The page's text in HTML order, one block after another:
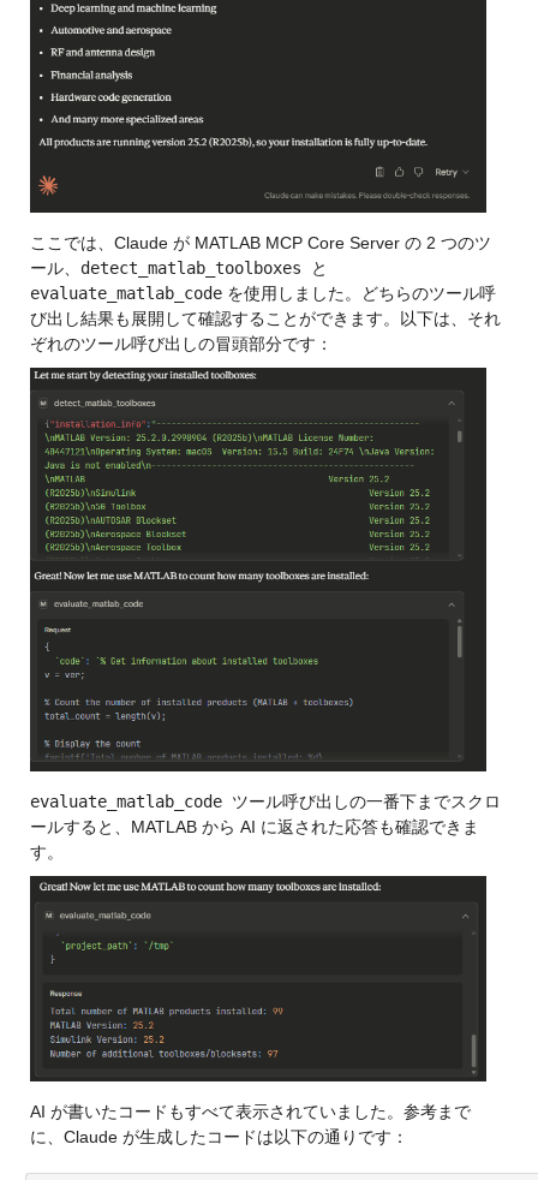
ここでは、Claude が MATLAB MCP Core Server の 2 つのツ
ール、 detect_matlab_toolboxes
evaluate_matlab_code を使用しました。どちらのツール呼
び出し結果も展開して確認することができます。以下は、それ
ぞれのツール呼び出しの冒頭部分です：
evaluate_matlab_code ツール呼び出しの一番下までスクロ
ールすると、MATLAB から AI に返された応答も確認できま
す。
AI が書いたコードもすべて表示されていました。参考まで
に、Claude が生成したコードは以下の通りです：